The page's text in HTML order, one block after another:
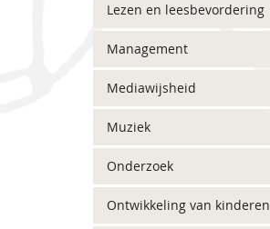
Lezen en leesbevordering
Management
Mediawijsheid
Muziek
Onderzoek
Ontwikkeling van kinderen